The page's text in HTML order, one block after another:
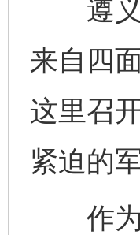
遵义
来自四
这里召
紧迫的
作为